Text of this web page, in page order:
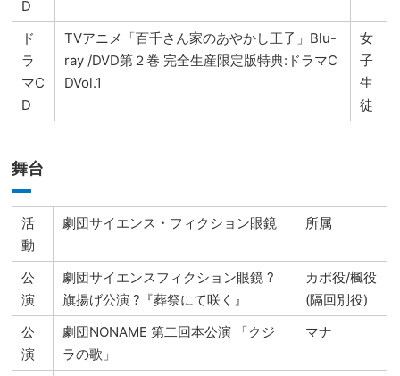
D
ド
ラ
マC
D
TVアニメ「百千さん家のあやかし王子」Blu-
ray /DVD第２巻 完全生産限定版特典:ドラマC
DVol.1
女
子
生
徒
舞台
活
動
劇団サイエンス・フィクション眼鏡 所属
公
演
劇団サイエンスフィクション眼鏡 ?
旗揚げ公演 ?『葬祭にて咲く』
カポ役/楓役
(隔回別役)
公
演
劇団NONAME 第二回本公演 「クジ
ラの歌」
マナ